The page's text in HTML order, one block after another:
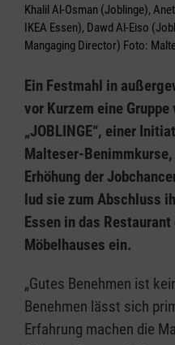
Khalil Al-Osman (Joblinge),
IKEA Essen), Dawd Al-Eiso
Mangaging Director) Foto:
Ein Festmahl in
vor Kurzem eine
„JOBLINGE“, einer
Malteser-
Erhöhung der
lud sie zum Abschluss
Essen in das
Möbelhauses ein.
„Gutes Benehmen ist
Benehmen lässt sich
Erfahrung machen die